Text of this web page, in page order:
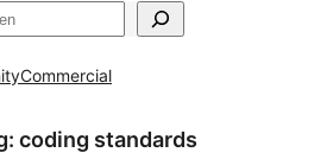
Commercial
coding standards